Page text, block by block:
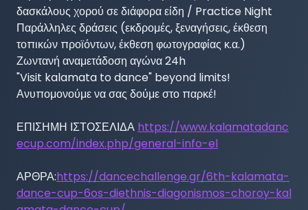
δασκάλους χορού σε διάφορα είδη / Practice Night
Παράλληλες δράσεις (εκδρομές, ξεναγήσεις, έκθεση
τοπικών προϊόντων, έκθεση φωτογραφίας κ.α.)
Ζωντανή αναμετάδοση αγώνα 24h
"Visit kalamata to dance" beyond limits!
Ανυπομονούμε να σας δούμε στο παρκέ!
ΕΠΙΣΗΜΗ ΙΣΤΟΣΕΛΙΔΑ https://www.kalamatadanc
ecup.com/index.php/general-info-el
ΑΡΘΡΑ:https://dancechallenge.gr/6th-kalamata-
dance-cup-6os-diethnis-diagonismos-choroy-kal